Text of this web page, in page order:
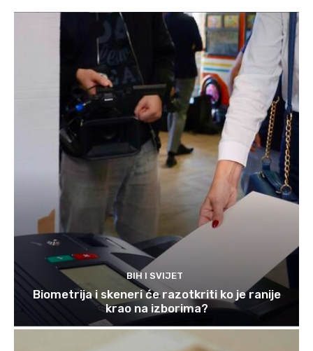
BIH I SVIJET
Biometrija i skeneri će razotkriti ko je ranije
krao na izborima?